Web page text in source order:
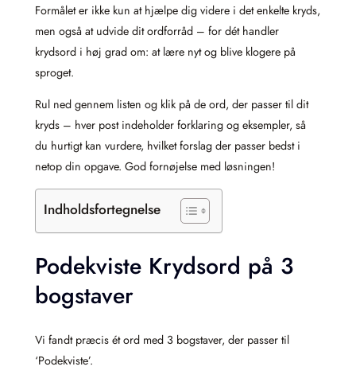
Formålet er ikke kun at hjælpe dig videre i det enkelte kryds,
men også at udvide dit ordforråd – for dét handler
krydsord i høj grad om: at lære nyt og blive klogere på
sproget.
Rul ned gennem listen og klik på de ord, der passer til dit
kryds – hver post indeholder forklaring og eksempler, så
du hurtigt kan vurdere, hvilket forslag der passer bedst i
netop din opgave. God fornøjelse med løsningen!
Indholdsfortegnelse
Podekviste Krydsord på 3
bogstaver
Vi fandt præcis ét ord med 3 bogstaver, der passer til
‘Podekviste’.